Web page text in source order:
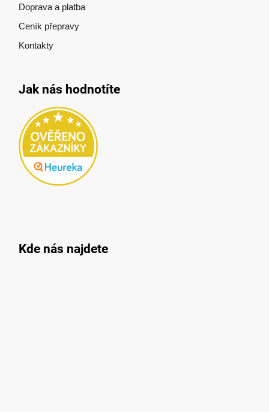
Doprava a platba
Ceník přepravy
Kontakty
Jak nás hodnotíte
Kde nás najdete